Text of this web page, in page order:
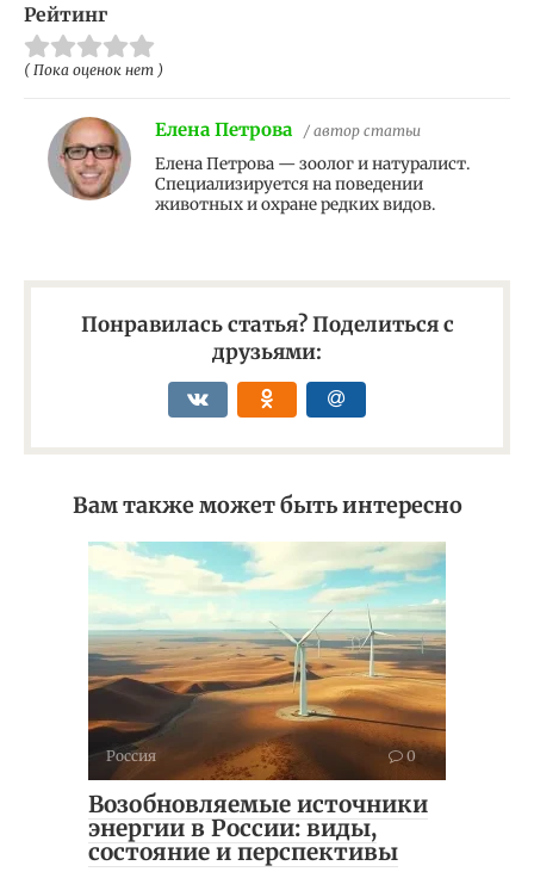
Рейтинг
( Пока оценок нет )
Елена Петрова / автор статьи
Елена Петрова — зоолог и натуралист.
Специализируется на поведении
животных и охране редких видов.
Понравилась статья? Поделиться с
друзьями:
Вам также может быть интересно
Россия 0
Возобновляемые источники
энергии в России: виды,
состояние и перспективы